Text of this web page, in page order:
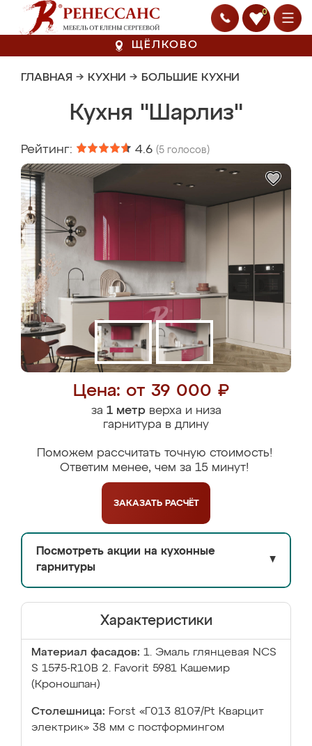
0
ЩЁЛКОВО
ГЛАВНАЯ → КУХНИ → БОЛЬШИЕ КУХНИ
Кухня "Шарлиз"
Рейтинг: 4.6 (5 голосов)
Цена: от 39 000 ₽
за 1 метрверха и низа
гарнитура в длину
Поможем рассчитать точную стоимость!
Ответим менее, чем за 15 минут!
ЗАКАЗАТЬ РАСЧЁТ
Посмотреть акции на кухонные
гарнитуры
▼
Характеристики
Материал фасадов: 1. Эмаль глянцевая NCS
S 1575-R10B 2. Favorit 5981 Кашемир
(Кроношпан)
Столешница: Forst «Г013 8107/Pt Кварцит
электрик» 38 мм с постформингом